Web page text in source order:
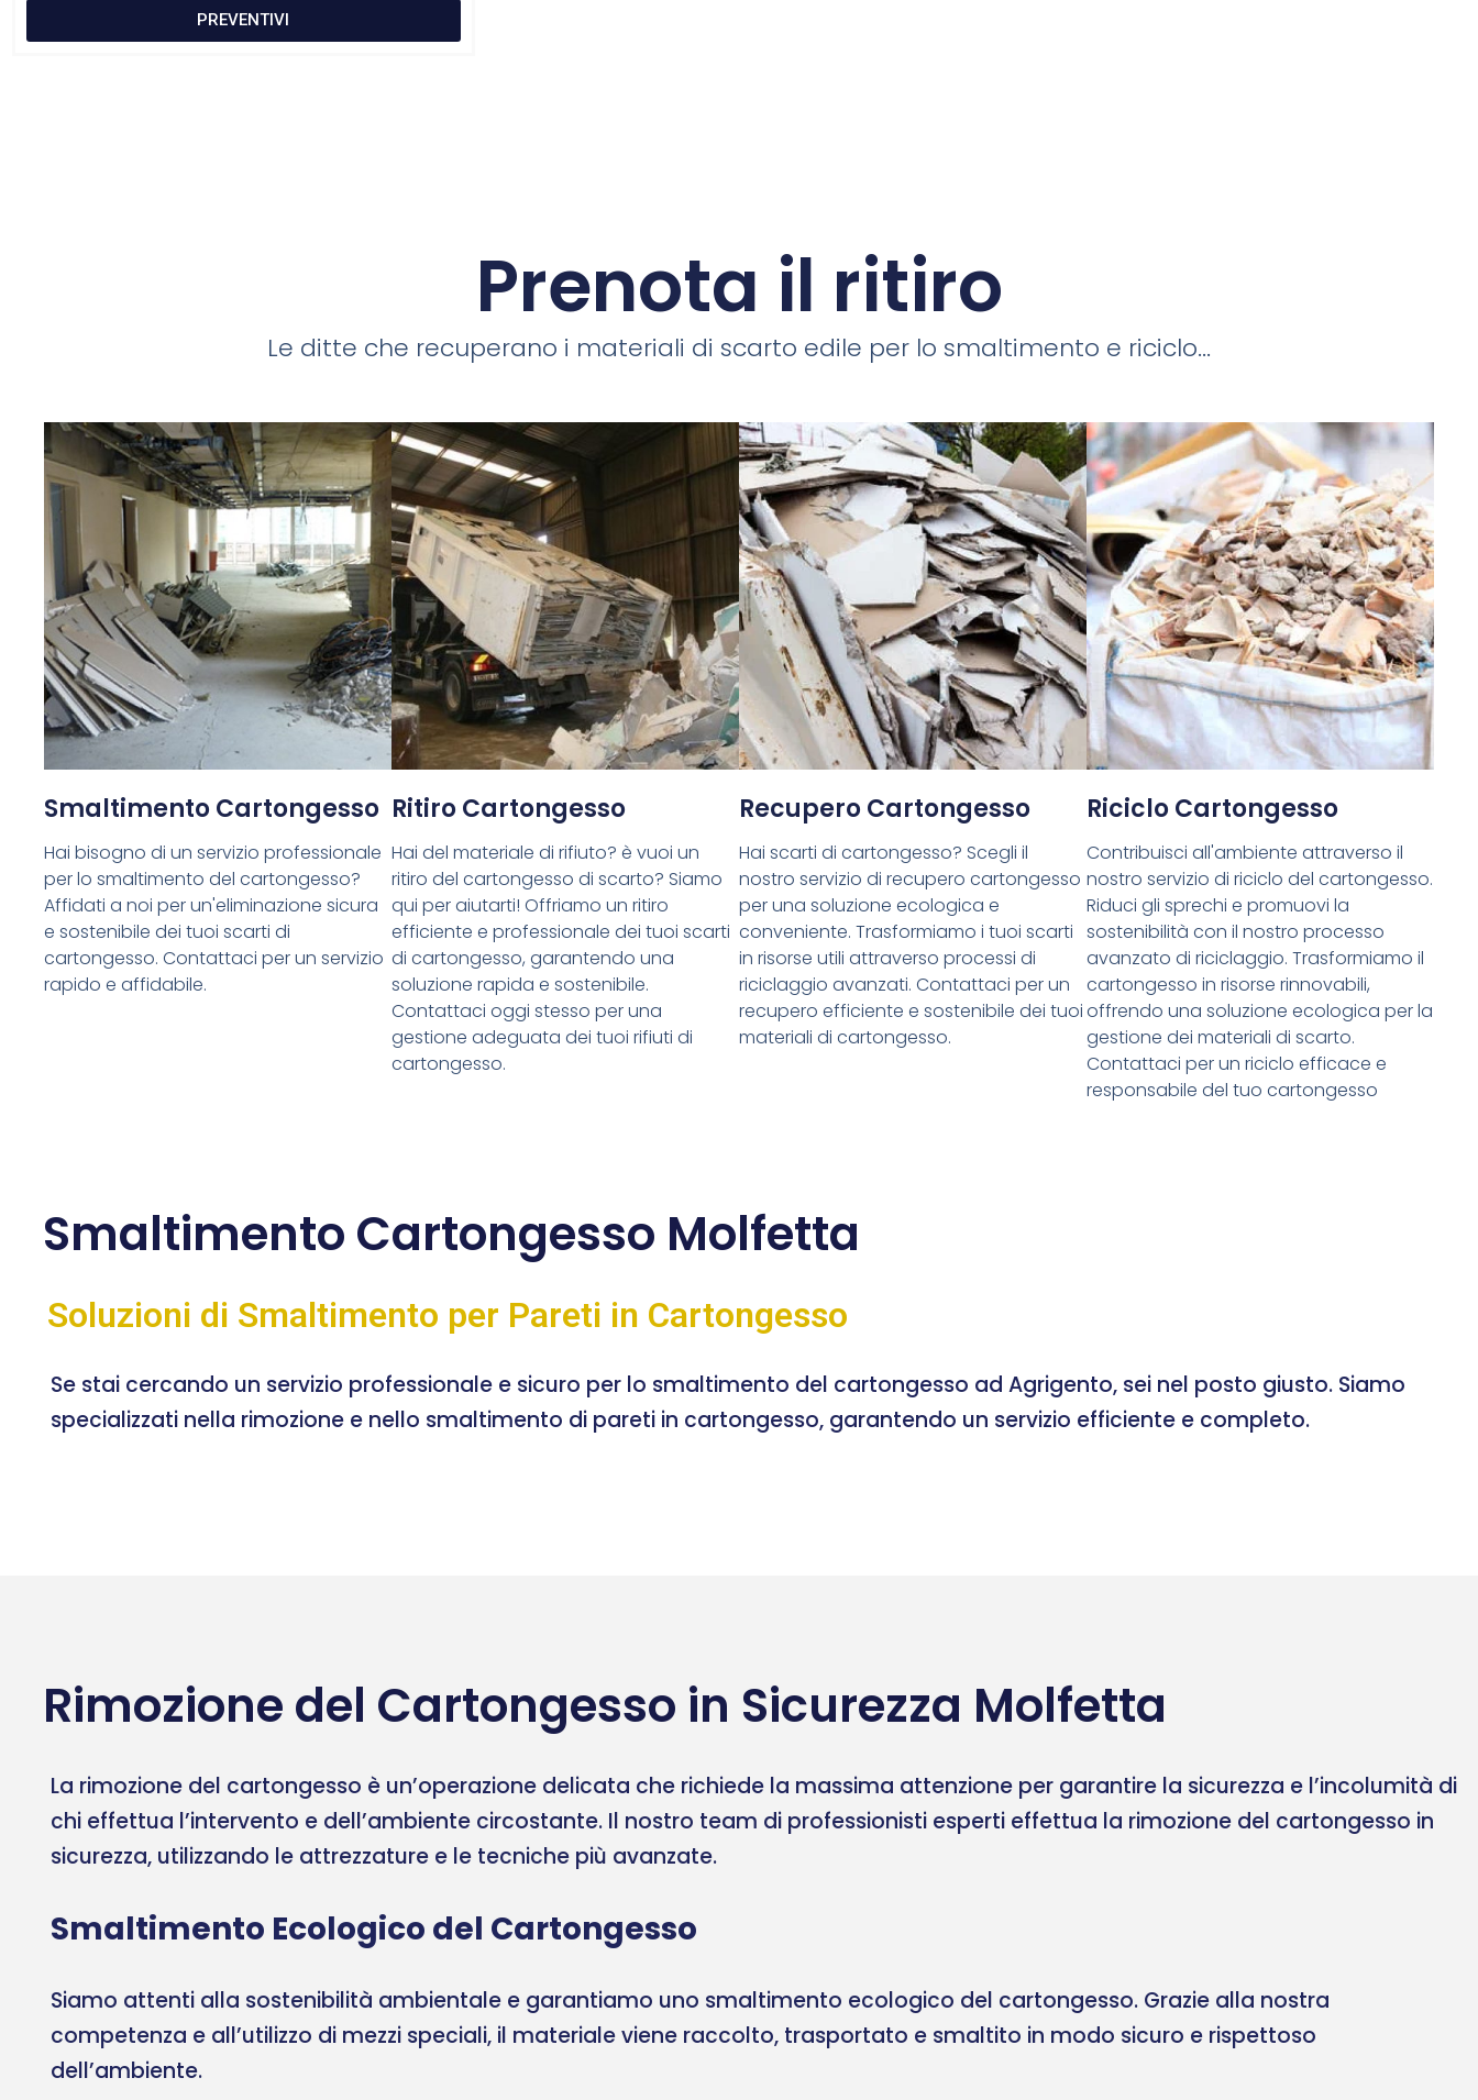
PREVENTIVI
Prenota il ritiro
Le ditte che recuperano i materiali di scarto edile per lo smaltimento e riciclo...
Smaltimento Cartongesso
Hai bisogno di un servizio professionale
per lo smaltimento del cartongesso?
Affidati a noi per un'eliminazione sicura
e sostenibile dei tuoi scarti di
cartongesso. Contattaci per un servizio
rapido e affidabile.
Ritiro Cartongesso
Hai del materiale di rifiuto? è vuoi un
ritiro del cartongesso di scarto? Siamo
qui per aiutarti! Offriamo un ritiro
efficiente e professionale dei tuoi scarti
di cartongesso, garantendo una
soluzione rapida e sostenibile.
Contattaci oggi stesso per una
gestione adeguata dei tuoi rifiuti di
cartongesso.
Recupero Cartongesso
Hai scarti di cartongesso? Scegli il
nostro servizio di recupero cartongesso
per una soluzione ecologica e
conveniente. Trasformiamo i tuoi scarti
in risorse utili attraverso processi di
riciclaggio avanzati. Contattaci per un
recupero efficiente e sostenibile dei tuoi
materiali di cartongesso.
Riciclo Cartongesso
Contribuisci all'ambiente attraverso il
nostro servizio di riciclo del cartongesso.
Riduci gli sprechi e promuovi la
sostenibilità con il nostro processo
avanzato di riciclaggio. Trasformiamo il
cartongesso in risorse rinnovabili,
offrendo una soluzione ecologica per la
gestione dei materiali di scarto.
Contattaci per un riciclo efficace e
responsabile del tuo cartongesso
Smaltimento Cartongesso Molfetta
Soluzioni di Smaltimento per Pareti in Cartongesso
Se stai cercando un servizio professionale e sicuro per lo smaltimento del cartongesso ad Agrigento, sei nel posto giusto. Siamo
specializzati nella rimozione e nello smaltimento di pareti in cartongesso, garantendo un servizio efficiente e completo.
Rimozione del Cartongesso in Sicurezza Molfetta
La rimozione del cartongesso è un’operazione delicata che richiede la massima attenzione per garantire la sicurezza e l’incolumità di
chi effettua l’intervento e dell’ambiente circostante. Il nostro team di professionisti esperti effettua la rimozione del cartongesso in
sicurezza, utilizzando le attrezzature e le tecniche più avanzate.
Smaltimento Ecologico del Cartongesso
Siamo attenti alla sostenibilità ambientale e garantiamo uno smaltimento ecologico del cartongesso. Grazie alla nostra
competenza e all’utilizzo di mezzi speciali, il materiale viene raccolto, trasportato e smaltito in modo sicuro e rispettoso
dell’ambiente.